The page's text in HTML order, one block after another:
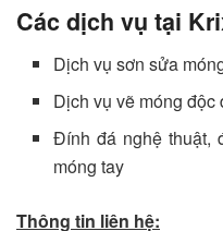
Các dịch vụ tại
Dịch vụ sơn sửa
Dịch vụ vẽ móng độc
Đính đá nghệ thuật,
móng tay
Thông tin liên hệ: